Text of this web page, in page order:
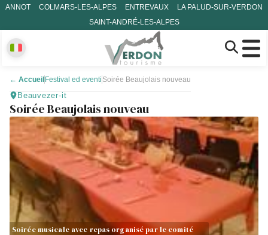
ANNOT COLMARS-LES-ALPES ENTREVAUX
LA PALUD-SUR-VERDON
SAINT-ANDRÉ-LES-ALPES
← Accueil Festival ed eventi Soirée Beaujolais nouveau
Beauvezer-it
Soirée Beaujolais nouveau
Soirée musicale avec repas organisé par le comité